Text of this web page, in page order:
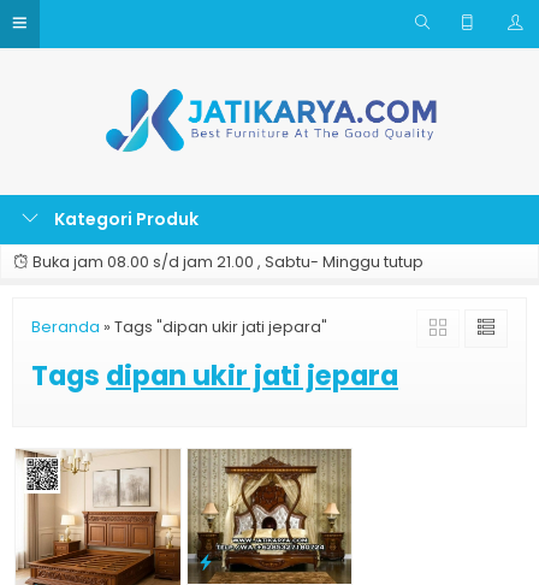
Kategori Produk
Buka jam 08.00 s/d jam 21.00 , Sabtu- Minggu tutup
Beranda » Tags "dipan ukir jati jepara"
Tags dipan ukir jati jepara